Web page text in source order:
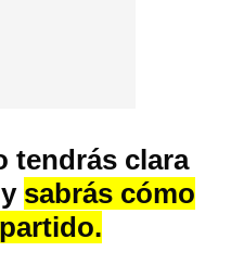
tendrás clara
sabrás cómo